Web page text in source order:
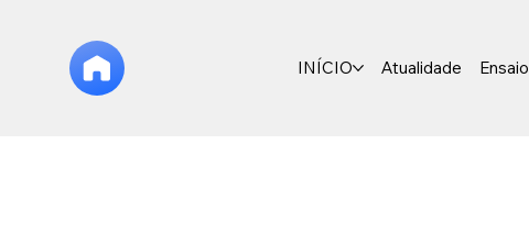
INÍCIO Atualidade Ensaio